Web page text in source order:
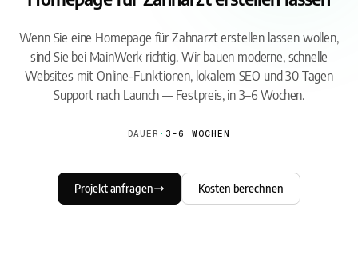
Wenn Sie eine Homepage für Zahnarzt erstellen lassen wollen,
sind Sie bei MainWerk richtig. Wir bauen moderne, schnelle
Websites mit Online-Funktionen, lokalem SEO und 30 Tagen
Support nach Launch — Festpreis, in 3–6 Wochen.
DAUER · 3–6 WOCHEN
Projekt anfragen Kosten berechnen